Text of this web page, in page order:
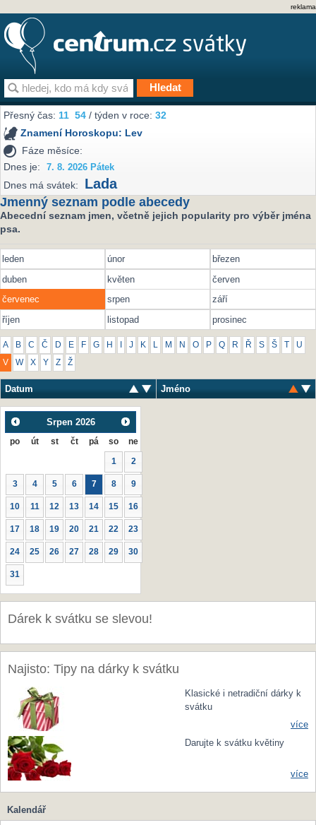
reklama
Přesný čas:11 54 / týden v roce:32
Znamení Horoskopu: Lev
Fáze měsíce:
Dnes je:
7. 8. 2026 Pátek
Dnes má svátek: Lada
Jmenný seznam podle abecedy
Abecední seznam jmen, včetně jejich popularity pro výběr jména
psa.
leden únor
březen
duben
květen
červen
červenec
srpen
září
říjen
listopad prosinec
A B C Č D E F G H J K L M N O P Q R Ř S Š U
V W X Y Z Ž
Datum Jméno
Srpen 2026
po út st čt pá so ne
1 2
3 4 5 6 7 8 9
10 11 12 13 14 15 16
17 18 19 20 21 22 23
24 25 26 27 28 29 30
31
Dárek k svátku se slevou!
Najisto: Tipy na dárky k svátku
Klasické i netradiční dárky k
svátku
více
Darujte k svátku květiny
více
Kalendář